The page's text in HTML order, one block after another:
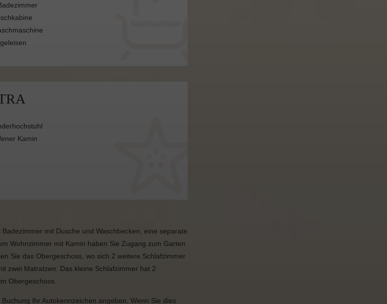
Kamin
mit Dusche und Waschbecken, eine separate
Wohnzimmer mit Kamin haben Sie Zugang zum Garten
Sie das Obergeschoss, wo sich 2 weitere Schlafzimmer
zwei Matratzen. Das kleine Schlafzimmer hat 2
Obergeschoss.
Ihr Autokennzeichen angeben. Wenn Sie dies